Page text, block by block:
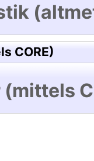
CORE)